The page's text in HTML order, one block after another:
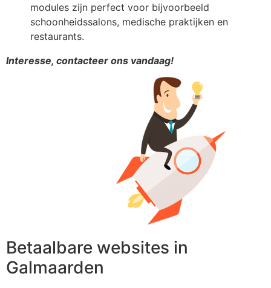
modules zijn perfect voor bijvoorbeeld
schoonheidssalons, medische praktijken en
restaurants.
Interesse, contacteer ons vandaag!
Betaalbare websites in
Galmaarden